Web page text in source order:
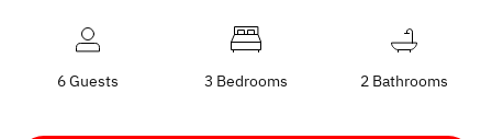
6 Guests 3 Bedrooms 2 Bathrooms